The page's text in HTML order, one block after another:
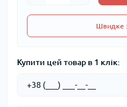
Швидке
Купити цей товар в 1 клік: